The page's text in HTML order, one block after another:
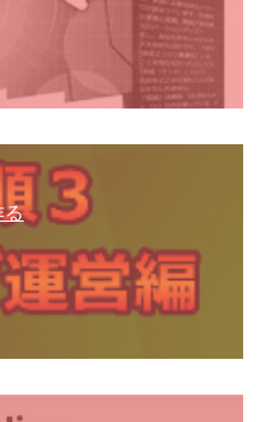
る